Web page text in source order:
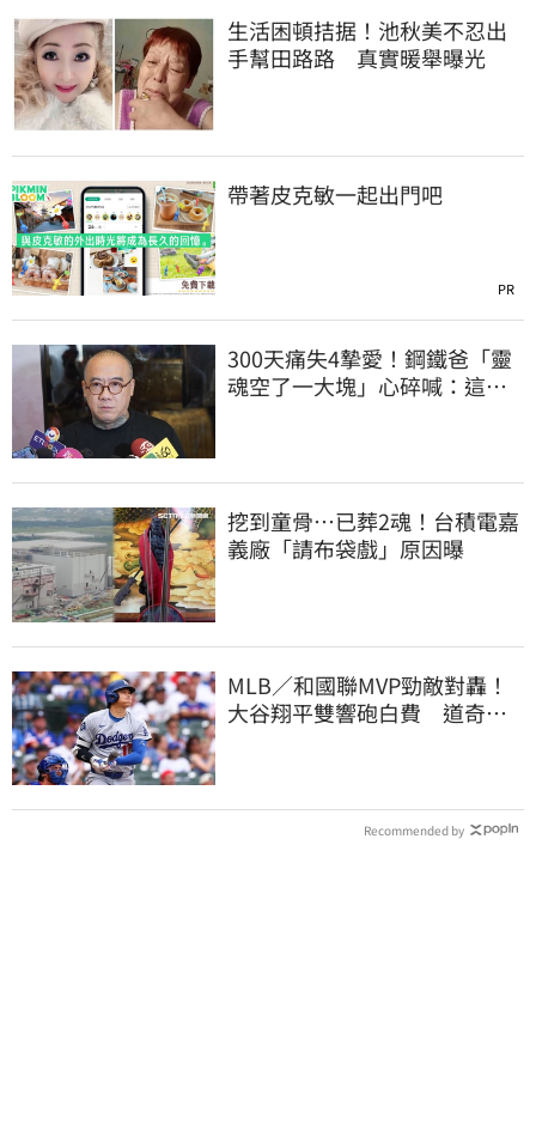
生活困頓拮据！池秋美不忍出
手幫田路路 真實暖舉曝光
帶著皮克敏一起出門吧
PR
300天痛失4摯愛！鋼鐵爸「靈
魂空了一大塊」心碎喊：這輩
挖到童骨…已葬2魂！台積電嘉
義廠「請布袋戲」原因曝
MLB／和國聯MVP勁敵對轟！
大谷翔平雙響砲白費 道奇連2
Recommended by